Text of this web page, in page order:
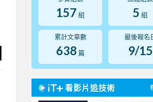
157 組 5 組
累計文章數
638 篇
最後報名
9/15
看影片追技術